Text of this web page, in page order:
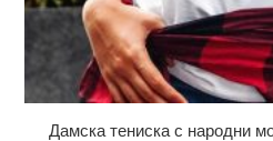
Дамска тениска с народни